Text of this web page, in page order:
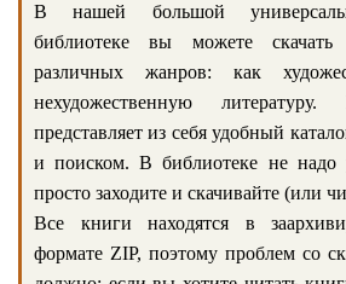
В нашей большой
библиотеке вы можете скачать
различных жанров: как
нехудожественную
представляет из себя удобный
и поиском. В библиотеке не надо
просто заходите и скачивайте (или
Все книги находятся в
формате ZIP, поэтому проблем со